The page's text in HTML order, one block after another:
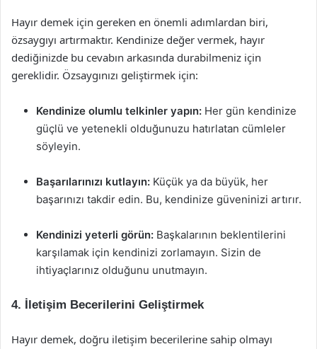
Hayır demek için gereken en önemli adımlardan biri,
özsaygıyı artırmaktır. Kendinize değer vermek, hayır
dediğinizde bu cevabın arkasında durabilmeniz için
gereklidir. Özsaygınızı geliştirmek için:
Kendinize olumlu telkinler yapın: Her gün kendinize
güçlü ve yetenekli olduğunuzu hatırlatan cümleler
söyleyin.
Başarılarınızı kutlayın: Küçük ya da büyük, her
başarınızı takdir edin. Bu, kendinize güveninizi artırır.
Kendinizi yeterli görün: Başkalarının beklentilerini
karşılamak için kendinizi zorlamayın. Sizin de
ihtiyaçlarınız olduğunu unutmayın.
4. İletişim Becerilerini Geliştirmek
Hayır demek, doğru iletişim becerilerine sahip olmayı